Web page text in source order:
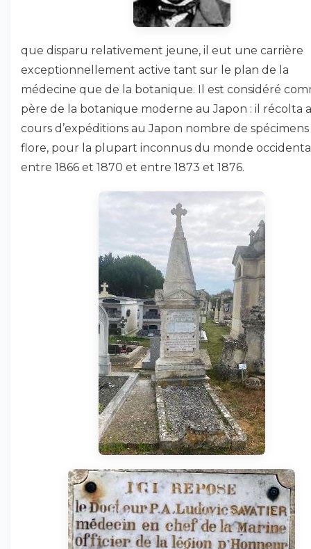
que disparu relativement jeune, il eut une carrière
exceptionnellement active tant sur le plan de la
médecine que de la botanique. Il est considéré
père de la botanique moderne au Japon : il récolta
cours d’expéditions au Japon nombre de
flore, pour la plupart inconnus du monde
entre 1866 et 1870 et entre 1873 et 1876.